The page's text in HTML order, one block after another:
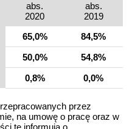
abs.
2020
abs.
2019
65,0%
84,5%
50,0%
54,8%
0,8% 0,0%
przez
na umowę o pracę oraz w